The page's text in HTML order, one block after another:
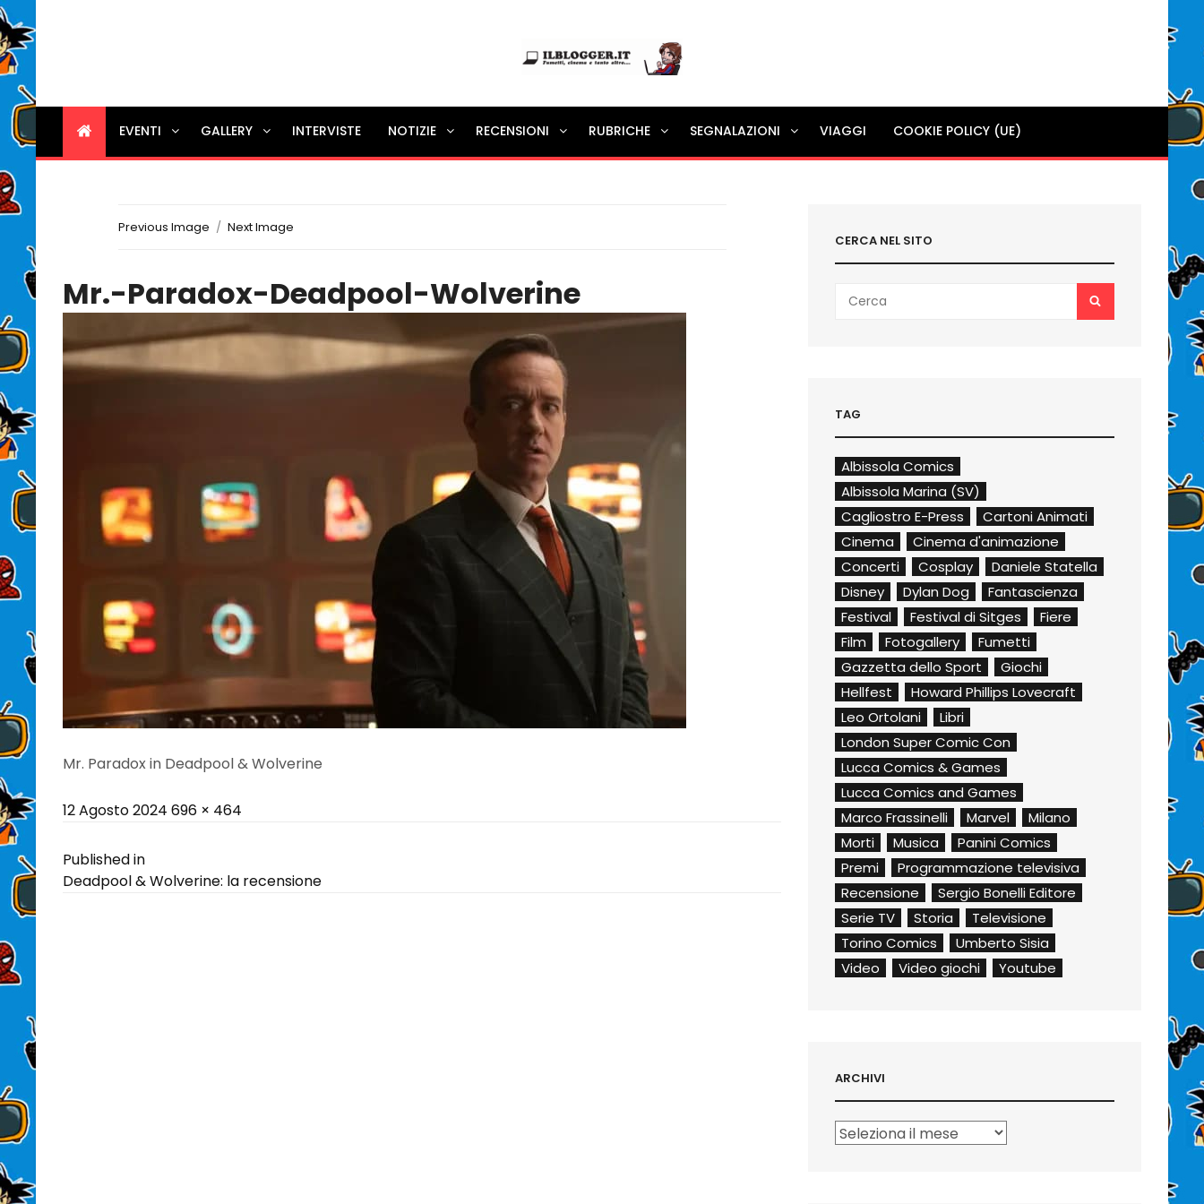
Ilblogger.it
Il portalino di blog |
EVENTI GALLERY INTERVISTE NOTIZIE RECENSIONI RUBRICHE SEGNALAZIONI VIAGGI COOKIE POLICY (UE)
Previous Image Next Image
Mr.-Paradox-Deadpool-Wolverine
Mr. Paradox in Deadpool & Wolverine
Posted
12 Agosto 2024 Full
696 × 464
Navigazione
articoli
Published in
Deadpool & Wolverine: la recensione
CERCA NEL SITO
for:
TAG
Albissola Comics
Albissola Marina (SV)
Cagliostro E-Press
Cartoni Animati
Cinema
Cinema d'animazione
Concerti
Cosplay
Daniele Statella
Disney
Dylan Dog
Fantascienza
Festival
Festival di Sitges
Fiere
Film
Fotogallery
Fumetti
Gazzetta dello Sport
Giochi
Hellfest
Howard Phillips Lovecraft
Leo Ortolani
Libri
London Super Comic Con
Lucca Comics & Games
Lucca Comics and Games
Marco Frassinelli
Marvel
Milano
Morti
Musica
Panini Comics
Premi
Programmazione televisiva
Recensione
Sergio Bonelli Editore
Serie TV
Storia
Televisione
Torino Comics
Umberto Sisia
Video
Video giochi Youtube
ARCHIVI
Archivi